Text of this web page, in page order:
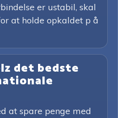
er ustabil, skal
at holde opkaldet p å
det bedste
at spare penge med